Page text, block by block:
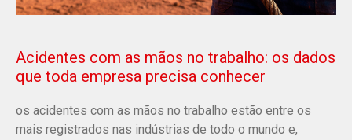
Acidentes com as mãos no trabalho: os dados
que toda empresa precisa conhecer
os acidentes com as mãos no trabalho estão entre os
mais registrados nas indústrias de todo o mundo e,